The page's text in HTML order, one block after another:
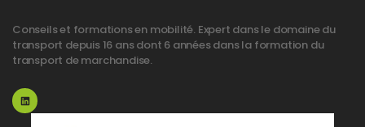
Conseils et formations en mobilité. Expert dans le domaine du
transport depuis 16 ans dont 6 années dans la formation du
transport de marchandise.